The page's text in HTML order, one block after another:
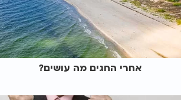
אחרי החגים מה עושים?